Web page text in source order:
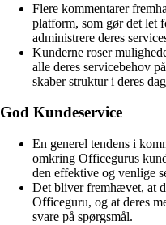
Flere kommentarer
platform, som gør det let
administrere deres
Kunderne roser
alle deres servicebehov
skaber struktur i deres
God Kundeservice
En generel tendens i
omkring Officegurus
den effektive og venlige
Det bliver fremhævet, at
Officeguru, og at deres
svare på spørgsmål.